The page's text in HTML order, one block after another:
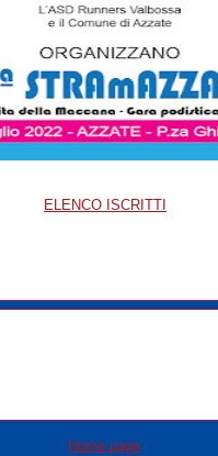
ELENCO ISCRITTI
Home page